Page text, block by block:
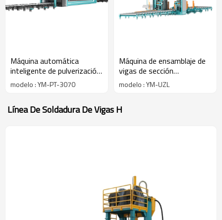
Máquina automática
inteligente de pulverización
y pintura para fábrica de
estructuras de acero
modelo : YM-PT-3070
Máquina de ensamblaje de
vigas de sección
rectangular
modelo : YM-UZL
Línea De Soldadura De Vigas H